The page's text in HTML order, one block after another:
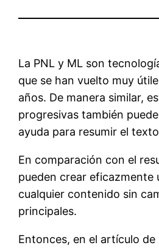
La PNL y ML son
que se han vuelto muy
años. De manera similar,
progresivas también
ayuda para resumir el
En comparación con el
pueden crear eficazmente
cualquier contenido sin
principales.
Entonces, en el artículo de